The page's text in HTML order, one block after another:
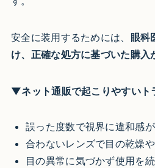
安全に装用するためには、 眼科
け、正確な処方に基づいた購入
▼ネット通販で起こりやすいト
誤った度数で視界に違和感
合わないレンズで目の乾燥
目の異常に気づかず使用を